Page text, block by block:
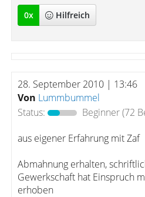
0x Hilfreich
28. September 2010 | 13:46
Von Lummbummel
Status:
Beginner(72
aus eigener Erfahrung mit Zaf
Abmahnung erhalten,
Gewerkschaft hat Einspruch
erhoben